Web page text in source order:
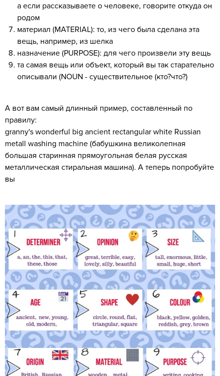
а если рассказываете о человеке, говорите откуда он
родом
материал (MATERIAL): то, из чего была сделана эта
вещь, например, из шелка
назначение (PURPOSE): для чего произвели эту вещь
та самая вещь или объект, который вы так старательно
описывали (NOUN - существительное (кто?что?)
А вот вам самый длинный пример, составленный по
правилу:
granny's wonderful big ancient rectangular white Russian
metall washing machine (бабушкина великолепная
большая старинная прямоугольная белая русская
металлическая стиральная машина). А теперь попробуйте
вы